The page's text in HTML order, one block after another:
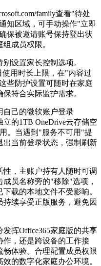
family查看"待处
知区域，可手动操作"立即
保被邀请账号保持登出状
成员权限。
设置家长控制选项。
用时长上限，在"内容过
些防护设置可随时在家庭
符合实际监护需求。
自己的微软账户登录
的1TB OneDrive云存储空
。当遇到"服务不可用"提
出当前登录状态，强制刷新
，主账户持有人随时可调
员名称旁的"移除"选项，
载的本地文件不受影响。
续享受正版服务，避免因
挥Office365家庭版的共享
作，还是跨设备的工作接
体验。合理配置成员权限
的数字化家庭办公环境。